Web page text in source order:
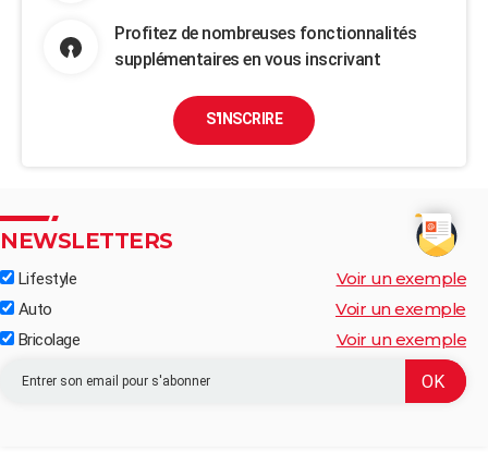
Profitez de nombreuses fonctionnalités
supplémentaires en vous inscrivant
S'INSCRIRE
NEWSLETTERS
Lifestyle Voir un exemple
Auto Voir un exemple
Bricolage Voir un exemple